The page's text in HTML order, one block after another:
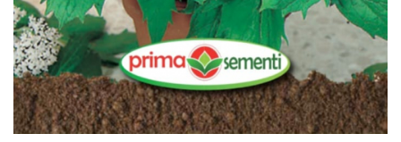
Seminte conopida
Seminte de Gulii
Seminte de Leustean
Seminte de Patrunjel
Seminte de praz
Seminte dovleac decorativ